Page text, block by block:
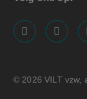
© 2026 VILT vzw,